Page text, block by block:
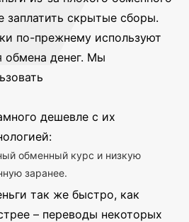
заплатить скрытые сборы.
по-прежнему используют
обмена денег. Мы
дешевле с их
обменный курс и низкую
заранее.
так же быстро, как
– переводы некоторых